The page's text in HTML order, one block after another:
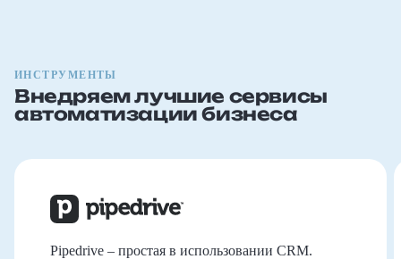
ИНСТРУМЕНТЫ
Внедряем лучшие сервисы
автоматизации бизнеса
Pipedrive – простая в использовании CRM.